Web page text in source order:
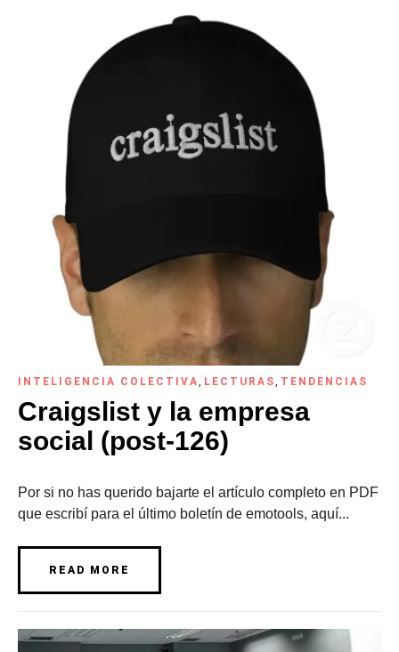
INTELIGENCIA COLECTIVA LECTURAS TENDENCIAS
Craigslist y la empresa
social (post-126)
Por si no has querido bajarte el artículo completo en PDF
que escribí para el último boletín de emotools, aquí...
READ MORE